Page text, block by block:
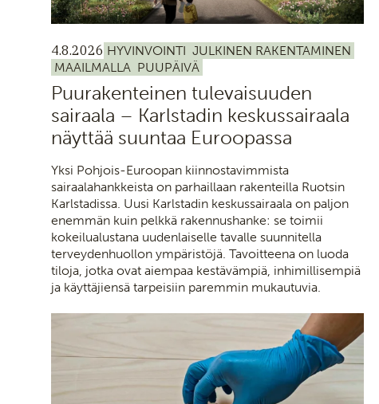
4.8.2026 HYVINVOINTI JULKINEN RAKENTAMINEN
MAAILMALLA PUUPÄIVÄ
Puurakenteinen tulevaisuuden
sairaala – Karlstadin keskussairaala
näyttää suuntaa Euroopassa
Yksi Pohjois-Euroopan kiinnostavimmista
sairaalahankkeista on parhaillaan rakenteilla Ruotsin
Karlstadissa. Uusi Karlstadin keskussairaala on paljon
enemmän kuin pelkkä rakennushanke: se toimii
kokeilualustana uudenlaiselle tavalle suunnitella
terveydenhuollon ympäristöjä. Tavoitteena on luoda
tiloja, jotka ovat aiempaa kestävämpiä, inhimillisempiä
ja käyttäjiensä tarpeisiin paremmin mukautuvia.